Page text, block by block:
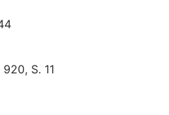
S. 11